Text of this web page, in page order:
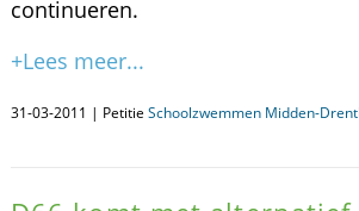
continueren.
+Lees meer...
31-03-2011 | Petitie Schoolzwemmen Midden-